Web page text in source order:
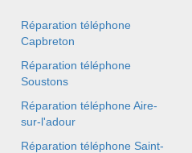
Réparation téléphone
Capbreton
Réparation téléphone
Soustons
Réparation téléphone Aire-
sur-l'adour
Réparation téléphone Saint-